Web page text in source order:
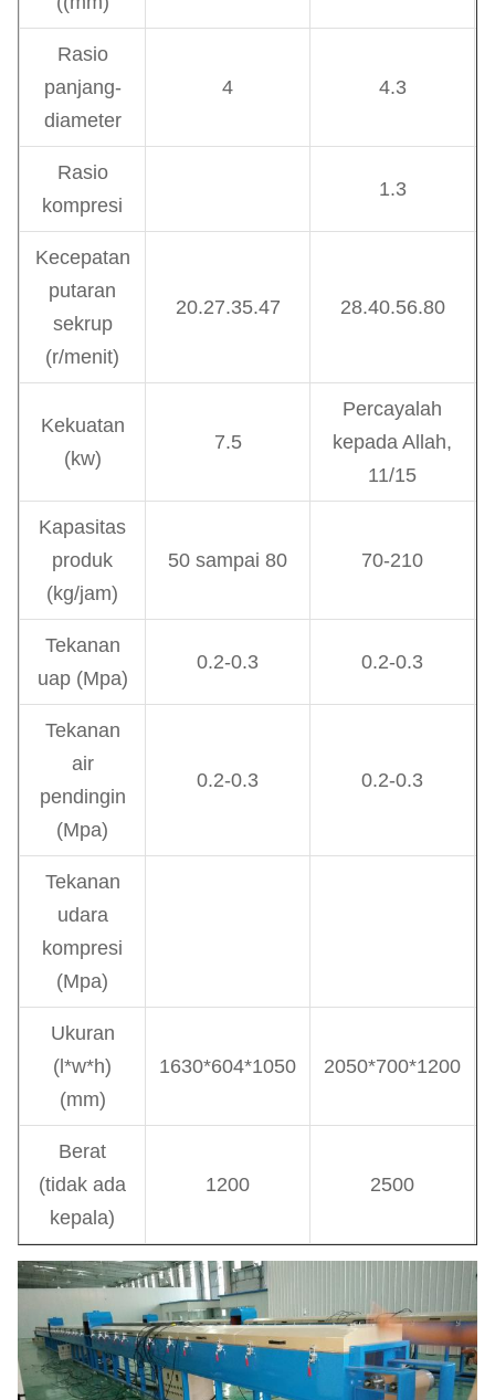
Rasio
panjang-
diameter
4 4.3
Rasio
kompresi
1.3
Kecepatan
putaran
sekrup
(r/menit)
20.27.35.47 28.40.56.80
Kekuatan
(kw)
7.5
Percayalah
kepada Allah,
11/15
Kapasitas
produk
(kg/jam)
50 sampai 80 70-210
Tekanan
uap (Mpa)
0.2-0.3 0.2-0.3
Tekanan
air
pendingin
(Mpa)
0.2-0.3 0.2-0.3
Tekanan
udara
kompresi
(Mpa)
Ukuran
(l*w*h)
(mm)
1630*604*1050 2050*700*1200
Berat
(tidak ada
kepala)
1200 2500